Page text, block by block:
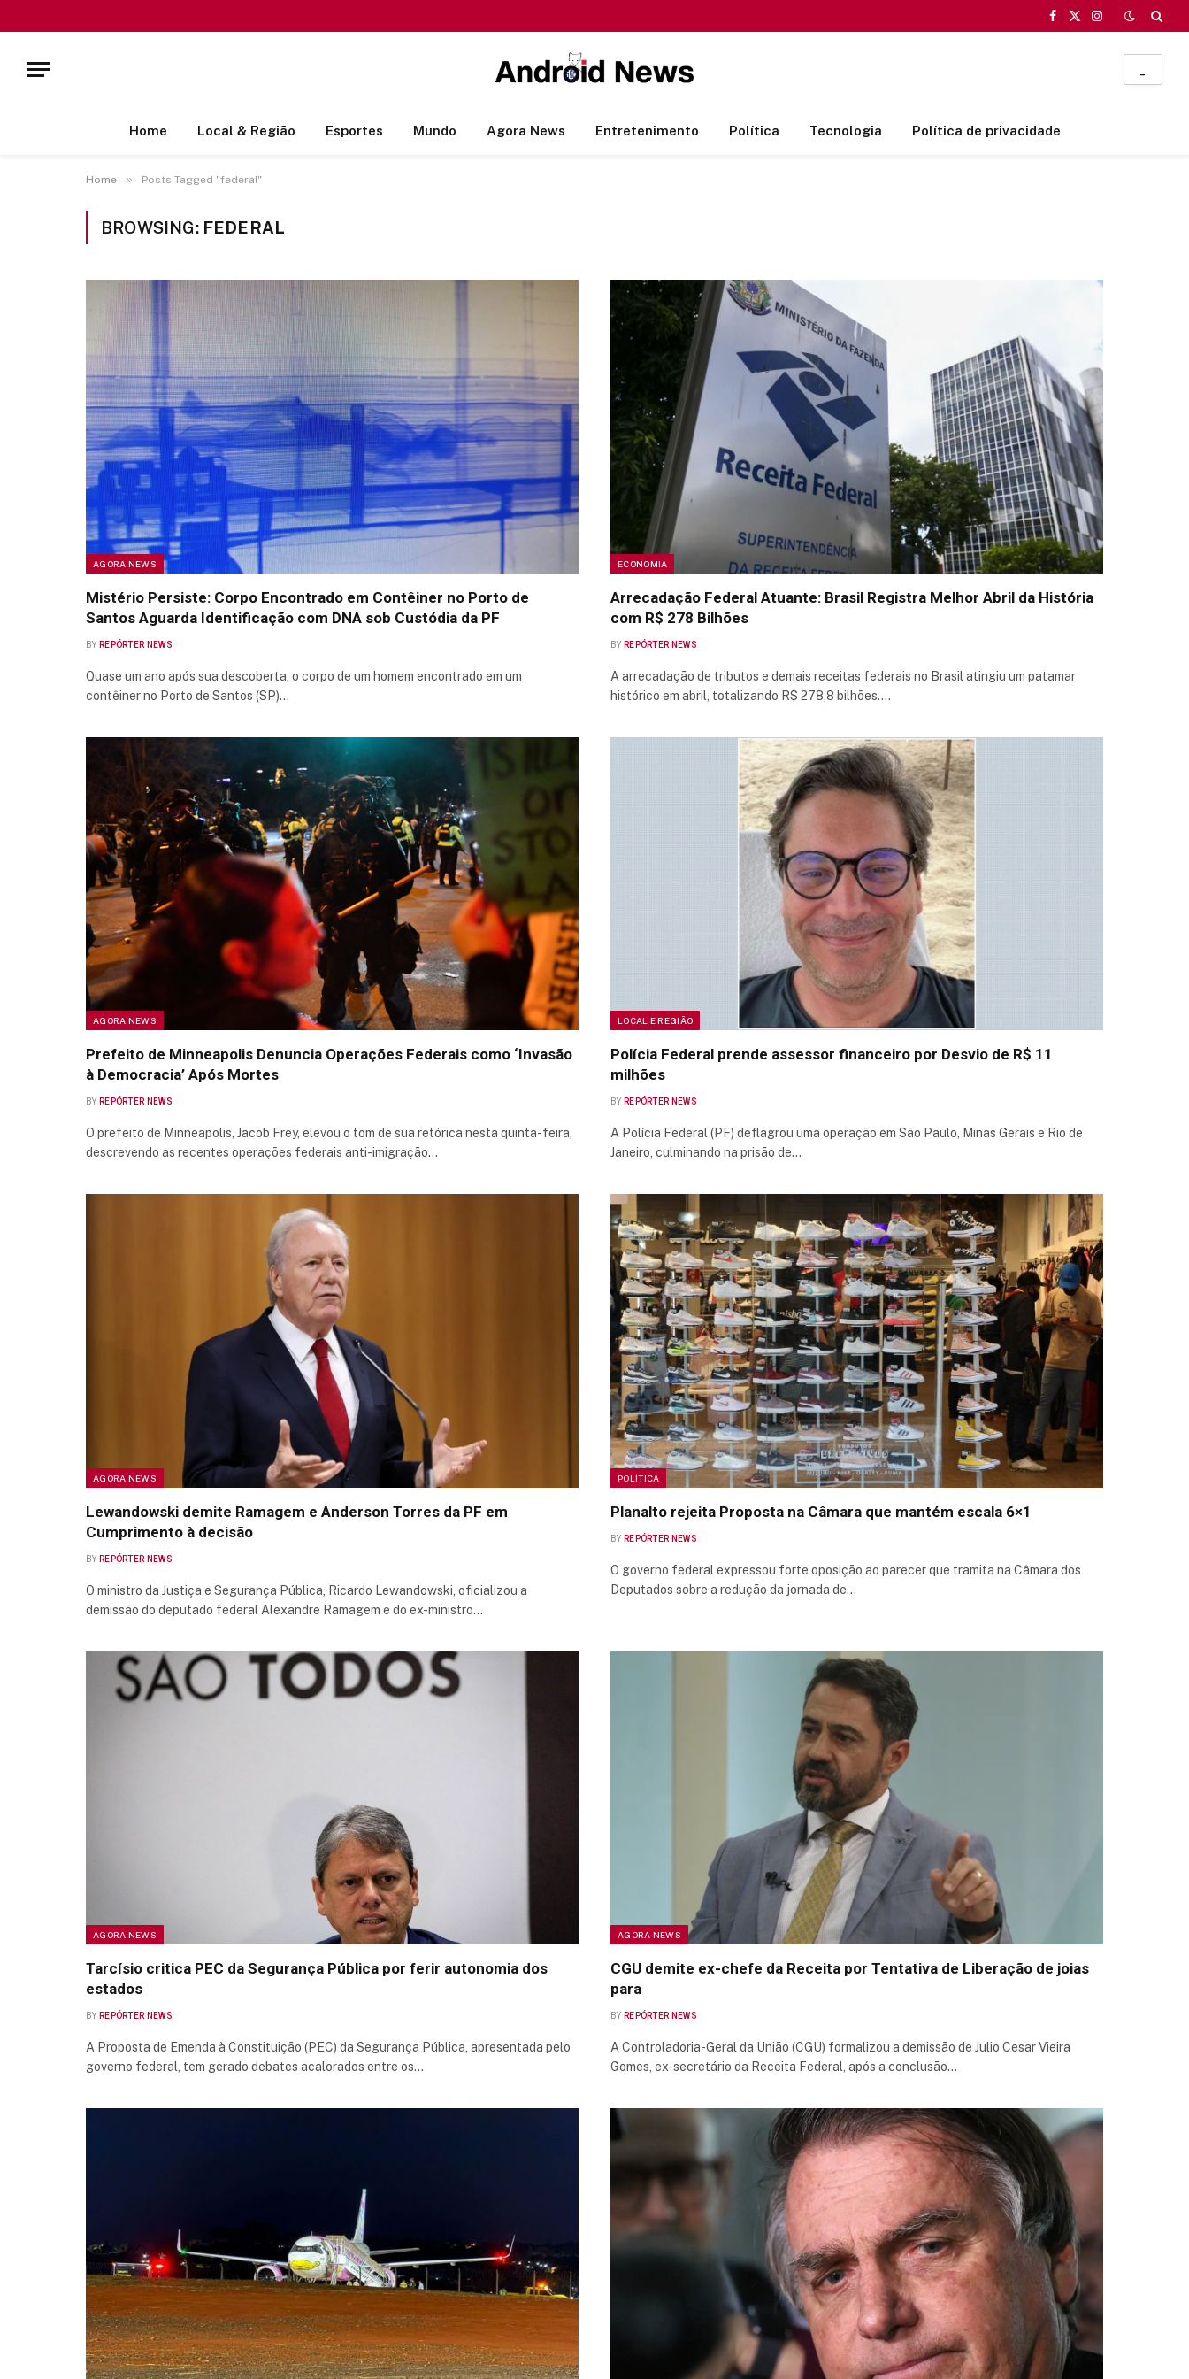
Facebook
X
Instagram
Home Local & Região Esportes Mundo Agora News Entretenimento Política Tecnologia Política de privacidade
Home » Posts Tagged "federal"
BROWSING: FEDERAL
AGORA NEWS
Mistério Persiste: Corpo Encontrado em Contêiner no Porto de
Santos Aguarda Identificação com DNA sob Custódia da PF
BY REPÓRTER NEWS
Quase um ano após sua descoberta, o corpo de um homem encontrado em um
contêiner no Porto de Santos (SP)…
ECONOMIA
Arrecadação Federal Atuante: Brasil Registra Melhor Abril da História
com R$ 278 Bilhões
BY REPÓRTER NEWS
A arrecadação de tributos e demais receitas federais no Brasil atingiu um patamar
histórico em abril, totalizando R$ 278,8 bilhões.…
AGORA NEWS
Prefeito de Minneapolis Denuncia Operações Federais como ‘Invasão
à Democracia’ Após Mortes
BY REPÓRTER NEWS
O prefeito de Minneapolis, Jacob Frey, elevou o tom de sua retórica nesta quinta-feira,
descrevendo as recentes operações federais anti-imigração…
LOCAL E REGIÃO
Polícia Federal prende assessor financeiro por Desvio de R$ 11
milhões
BY REPÓRTER NEWS
A Polícia Federal (PF) deflagrou uma operação em São Paulo, Minas Gerais e Rio de
Janeiro, culminando na prisão de…
AGORA NEWS
Lewandowski demite Ramagem e Anderson Torres da PF em
Cumprimento à decisão
BY REPÓRTER NEWS
O ministro da Justiça e Segurança Pública, Ricardo Lewandowski, oficializou a
demissão do deputado federal Alexandre Ramagem e do ex-ministro…
POLÍTICA
Planalto rejeita Proposta na Câmara que mantém escala 6×1
BY REPÓRTER NEWS
O governo federal expressou forte oposição ao parecer que tramita na Câmara dos
Deputados sobre a redução da jornada de…
AGORA NEWS
Tarcísio critica PEC da Segurança Pública por ferir autonomia dos
estados
BY REPÓRTER NEWS
A Proposta de Emenda à Constituição (PEC) da Segurança Pública, apresentada pelo
governo federal, tem gerado debates acalorados entre os…
AGORA NEWS
CGU demite ex-chefe da Receita por Tentativa de Liberação de joias
para
BY REPÓRTER NEWS
A Controladoria-Geral da União (CGU) formalizou a demissão de Julio Cesar Vieira
Gomes, ex-secretário da Receita Federal, após a conclusão…